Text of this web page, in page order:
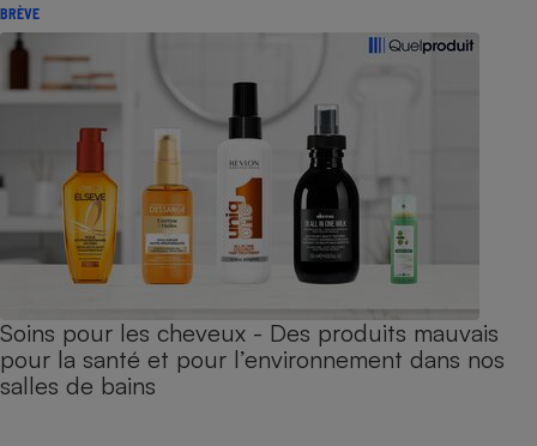
BRÈVE
Soins pour les cheveux - Des produits mauvais
pour la santé et pour l’environnement dans nos
salles de bains